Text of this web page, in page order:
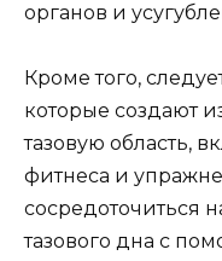
органов и
Кроме того,
которые создают
тазовую область,
фитнеса и
сосредоточиться
тазового дна с